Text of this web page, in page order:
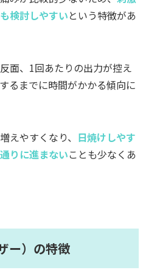
検討しやすいという特徴があ
面、1回あたりの出力が控え
るまでに時間がかかる傾向に
えやすくなり、 日焼けしやす
りに進まないことも少なくあ
ー）の特徴